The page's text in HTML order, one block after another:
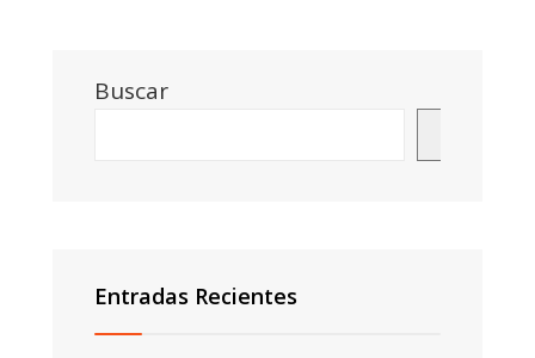
Buscar
Entradas Recientes